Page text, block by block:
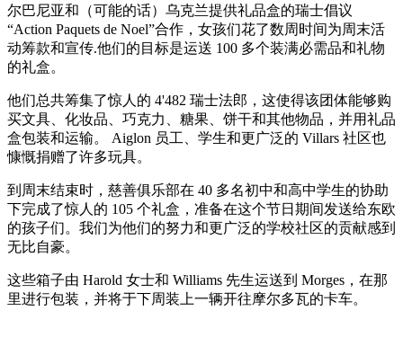
尔巴尼亚和（可能的话）乌克兰提供礼品盒的瑞士倡议
“Action Paquets de Noel”合作，女孩们花了数周时间为周末活
动筹款和宣传.他们的目标是运送 100 多个装满必需品和礼物
的礼盒。
他们总共筹集了惊人的 4'482 瑞士法郎，这使得该团体能够购
买文具、化妆品、巧克力、糖果、饼干和其他物品，并用礼品
盒包装和运输。 Aiglon 员工、学生和更广泛的 Villars 社区也
慷慨捐赠了许多玩具。
到周末结束时，慈善俱乐部在 40 多名初中和高中学生的协助
下完成了惊人的 105 个礼盒，准备在这个节日期间发送给东欧
的孩子们。我们为他们的努力和更广泛的学校社区的贡献感到
无比自豪。
这些箱子由 Harold 女士和 Williams 先生运送到 Morges，在那
里进行包装，并将于下周装上一辆开往摩尔多瓦的卡车。